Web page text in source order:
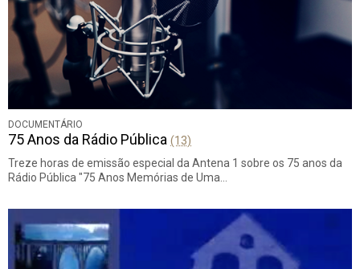
DOCUMENTÁRIO
75 Anos da Rádio Pública (13)
Treze horas de emissão especial da Antena 1 sobre os 75 anos da
Rádio Pública "75 Anos Memórias de Uma…